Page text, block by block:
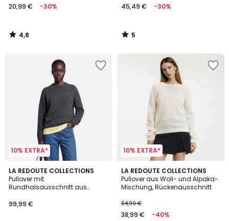
20,99 € -30%
4,8
/
45,49 € -30%
5
/
10% EXTRA*
LA REDOUTE COLLECTIONS
Pullover mit
Rundhalsausschnitt aus
Signature AZELIE
99,99 €
5
Farben
10% EXTRA*
LA REDOUTE COLLECTIONS
Pullover aus Woll- und Alpaka-
Mischung, Rückenausschnitt
64,99 €
38,99 € -40%
3,5
/ 5
2
Farben